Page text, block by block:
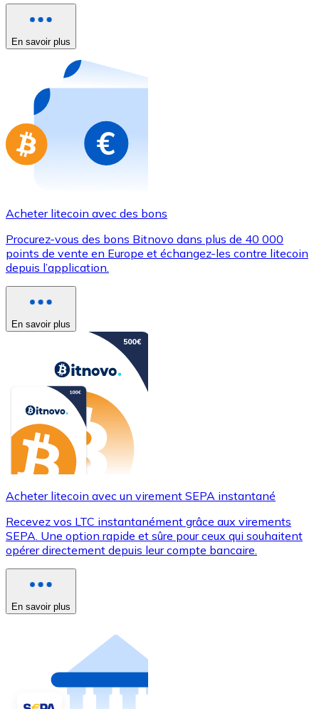
Acheter avec carte
Nouveau
Achetez des cartes-cadeaux de vos marques
Aller à la boutique de cartes-cadeaux
En savoir plus
Acheter litecoin avec des bons
Procurez-vous des bons Bitnovo dans plus de 40 000
points de vente en Europe et échangez-les contre litecoin
depuis l’application.
En savoir plus
Acheter litecoin avec un virement SEPA instantané
Recevez vos LTC instantanément grâce aux virements
SEPA. Une option rapide et sûre pour ceux qui souhaitent
opérer directement depuis leur compte bancaire.
En savoir plus